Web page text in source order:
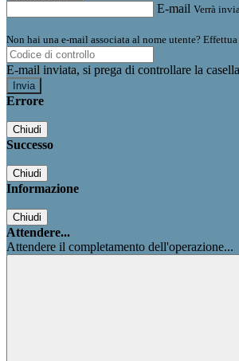
E-mail Verrà
Non hai una e-mail associata al nome utente?
E-mail inviata, si prega di controllare la
Errore
Chiudi
Successo
Chiudi
Informazione
Chiudi
Attendere...
Attendere il completamento dell'operazione...